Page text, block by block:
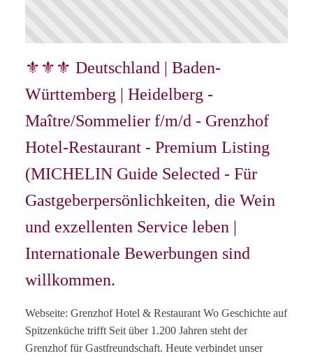
⚜⚜⚜ Deutschland | Baden-
Württemberg | Heidelberg -
Maître/Sommelier f/m/d - Grenzhof
Hotel-Restaurant - Premium Listing
(MICHELIN Guide Selected - Für
Gastgeberpersönlichkeiten, die Wein
und exzellenten Service leben |
Internationale Bewerbungen sind
willkommen.
Webseite: Grenzhof Hotel & Restaurant Wo Geschichte auf
Spitzenküche trifft Seit über 1.200 Jahren steht der
Grenzhof für Gastfreundschaft. Heute verbindet unser